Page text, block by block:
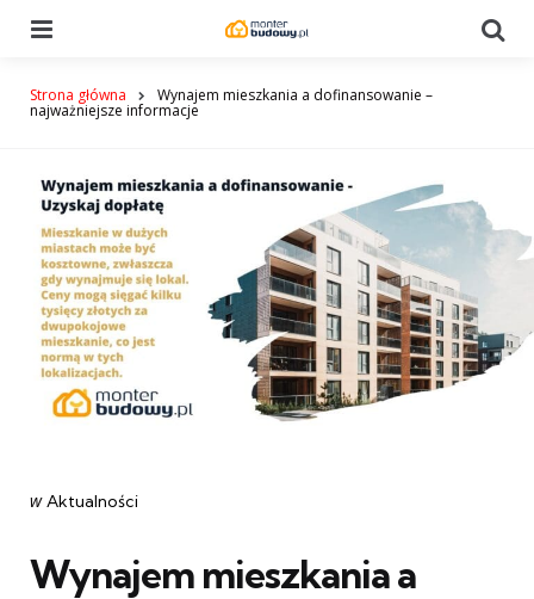
Strona główna Wynajem mieszkania a dofinansowanie –
najważniejsze informacje
Categories
post
w Aktualności
Wynajem mieszkania a